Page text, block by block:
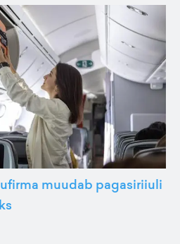
muudab pagasiriiuli